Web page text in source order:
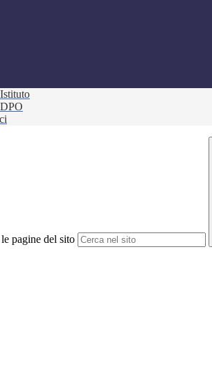
pagine del sito